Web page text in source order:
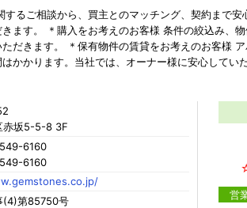
するご相談から、買主とのマッチング、契約まで
ます。 ＊購入をお考えのお客様 条件の絞込み、
だきます。 ＊保有物件の賃貸をお考えのお客様
かかります。当社では、オーナー様に安心して
赤坂5-5-8 3F
6160
6160
(4)第85750号
営